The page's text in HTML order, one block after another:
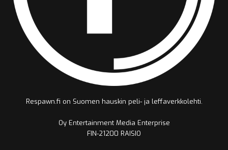
Respawn.fi on Suomen hauskin peli- ja leffaverkkolehti.
Oy Entertainment Media Enterprise
FIN-21200 RAISIO